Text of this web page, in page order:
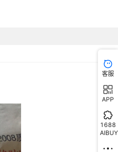
客服
APP
1688
AIBUY